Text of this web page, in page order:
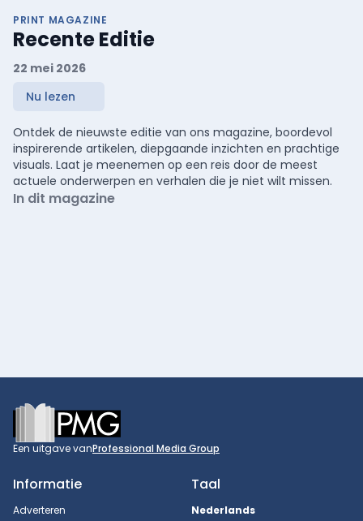
PRINT MAGAZINE
Recente Editie
22 mei 2026
Nu lezen
Ontdek de nieuwste editie van ons magazine, boordevol
inspirerende artikelen, diepgaande inzichten en prachtige
visuals. Laat je meenemen op een reis door de meest
actuele onderwerpen en verhalen die je niet wilt missen.
In dit magazine
Footer
Een uitgave vanProfessional Media Group
Informatie
Adverteren
Taal
Nederlands